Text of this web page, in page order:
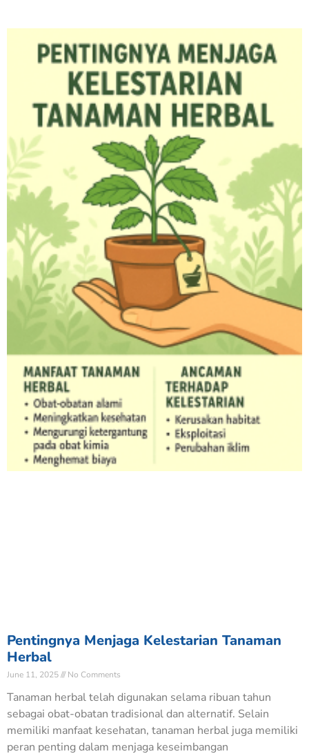
N
Nabilah Zulfaa
Baru saja Donasi di BERBAGI BERAS UNTUK
KEMANUSIAAN
Verified - 24 hari yang lalu
Pentingnya Menjaga Kelestarian Tanaman
Herbal
June 11, 2025 No Comments
Tanaman herbal telah digunakan selama ribuan tahun
sebagai obat-obatan tradisional dan alternatif. Selain
memiliki manfaat kesehatan, tanaman herbal juga memiliki
peran penting dalam menjaga keseimbangan